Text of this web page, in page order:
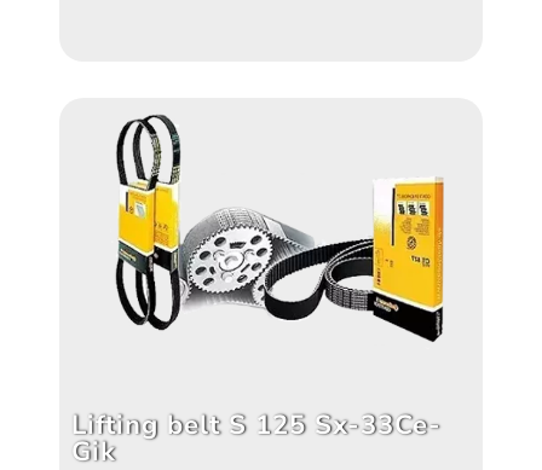
Lifting belt S 125 Sx-33Ce-
Gik